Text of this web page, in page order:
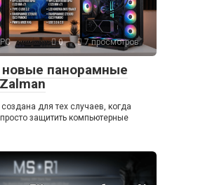
PC 0 7 просмотров
новые панорамные
для тех случаев, когда
защитить компьютерные